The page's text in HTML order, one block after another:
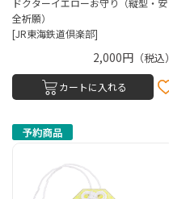
ドクターイエローお守り（縦型・安
全祈願）
[JR東海鉄道倶楽部]
2,000円（税込）
カートに入れる